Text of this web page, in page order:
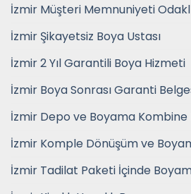
İzmir Müşteri Memnuniyeti
İzmir Şikayetsiz Boya Ustası
İzmir 2 Yıl Garantili Boya Hizmeti
İzmir Boya Sonrası Garanti
İzmir Depo ve Boyama Kombine
İzmir Komple Dönüşüm ve
İzmir Tadilat Paketi İçinde